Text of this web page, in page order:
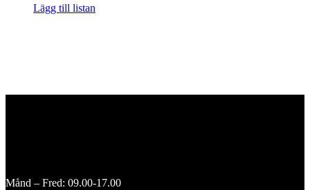
Lägg till listan
Månd – Fred: 09.00-17.00